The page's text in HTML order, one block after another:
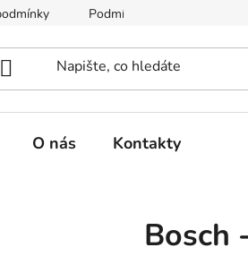
Podmínky ochrany osobních
O nás Kontakty
Bosch